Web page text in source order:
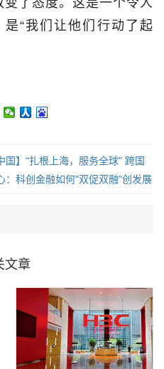
了态度。这是一个令人
“我们让他们行动了起
国】“扎根上海，服务全球” 跨国
：科创金融如何“双促双融”创发展
文章